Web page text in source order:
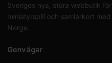
Sveriges nya, stora webbutik
miniatyrspill och samlarkort
Norge.
Genvägar